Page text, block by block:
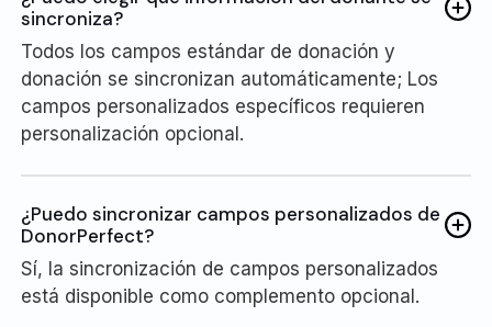
sincroniza?
Todos los campos estándar de donación y
donación se sincronizan automáticamente; Los
campos personalizados específicos requieren
personalización opcional.
¿Puedo sincronizar campos personalizados de
DonorPerfect?
Sí, la sincronización de campos personalizados
está disponible como complemento opcional.